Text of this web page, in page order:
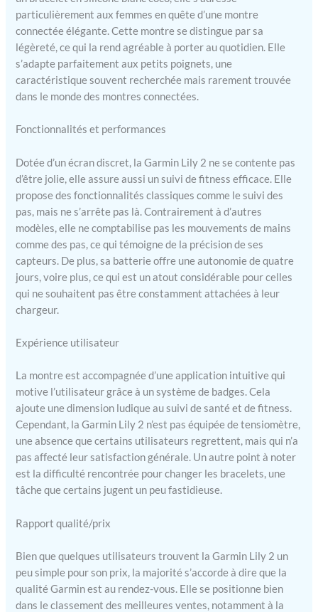
particulièrement aux femmes en quête d’une montre
connectée élégante. Cette montre se distingue par sa
légèreté, ce qui la rend agréable à porter au quotidien. Elle
s’adapte parfaitement aux petits poignets, une
caractéristique souvent recherchée mais rarement trouvée
dans le monde des montres connectées.
Fonctionnalités et performances
Dotée d’un écran discret, la Garmin Lily 2 ne se contente pas
d’être jolie, elle assure aussi un suivi de fitness efficace. Elle
propose des fonctionnalités classiques comme le suivi des
pas, mais ne s’arrête pas là. Contrairement à d’autres
modèles, elle ne comptabilise pas les mouvements de mains
comme des pas, ce qui témoigne de la précision de ses
capteurs. De plus, sa batterie offre une autonomie de quatre
jours, voire plus, ce qui est un atout considérable pour celles
qui ne souhaitent pas être constamment attachées à leur
chargeur.
Expérience utilisateur
La montre est accompagnée d’une application intuitive qui
motive l’utilisateur grâce à un système de badges. Cela
ajoute une dimension ludique au suivi de santé et de fitness.
Cependant, la Garmin Lily 2 n’est pas équipée de tensiomètre,
une absence que certains utilisateurs regrettent, mais qui n’a
pas affecté leur satisfaction générale. Un autre point à noter
est la difficulté rencontrée pour changer les bracelets, une
tâche que certains jugent un peu fastidieuse.
Rapport qualité/prix
Bien que quelques utilisateurs trouvent la Garmin Lily 2 un
peu simple pour son prix, la majorité s’accorde à dire que la
qualité Garmin est au rendez-vous. Elle se positionne bien
dans le classement des meilleures ventes, notamment à la